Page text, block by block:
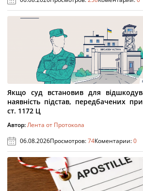
Якщо суд встановив для
наявність підстав, передбачених
ст. 1172 Ц
Автор:Лента от Протокола
06.08.2026Просмотров:74Коментарии:0